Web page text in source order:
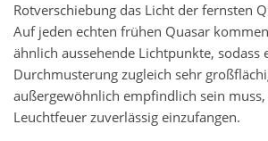
Rotverschiebung das Licht der fernsten
Auf jeden echten frühen Quasar
ähnlich aussehende Lichtpunkte, sodass
Durchmusterung zugleich sehr
außergewöhnlich empfindlich sein
Leuchtfeuer zuverlässig einzufangen.